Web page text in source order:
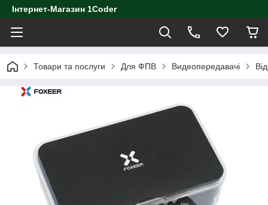
Інтернет-Магазин 1Coder
Товари та послуги Для ФПВ Видеопередавачі